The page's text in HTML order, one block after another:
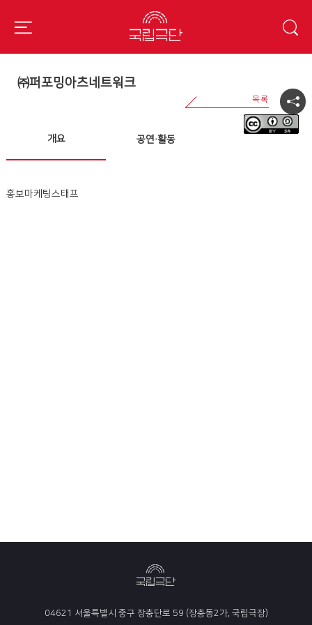
㈜퍼포밍아츠네트워크
개요 공연·활동
홍보마케팅스태프
04621 서울특별시 중구 장충단로 59 (장충동2가, 국립극장)